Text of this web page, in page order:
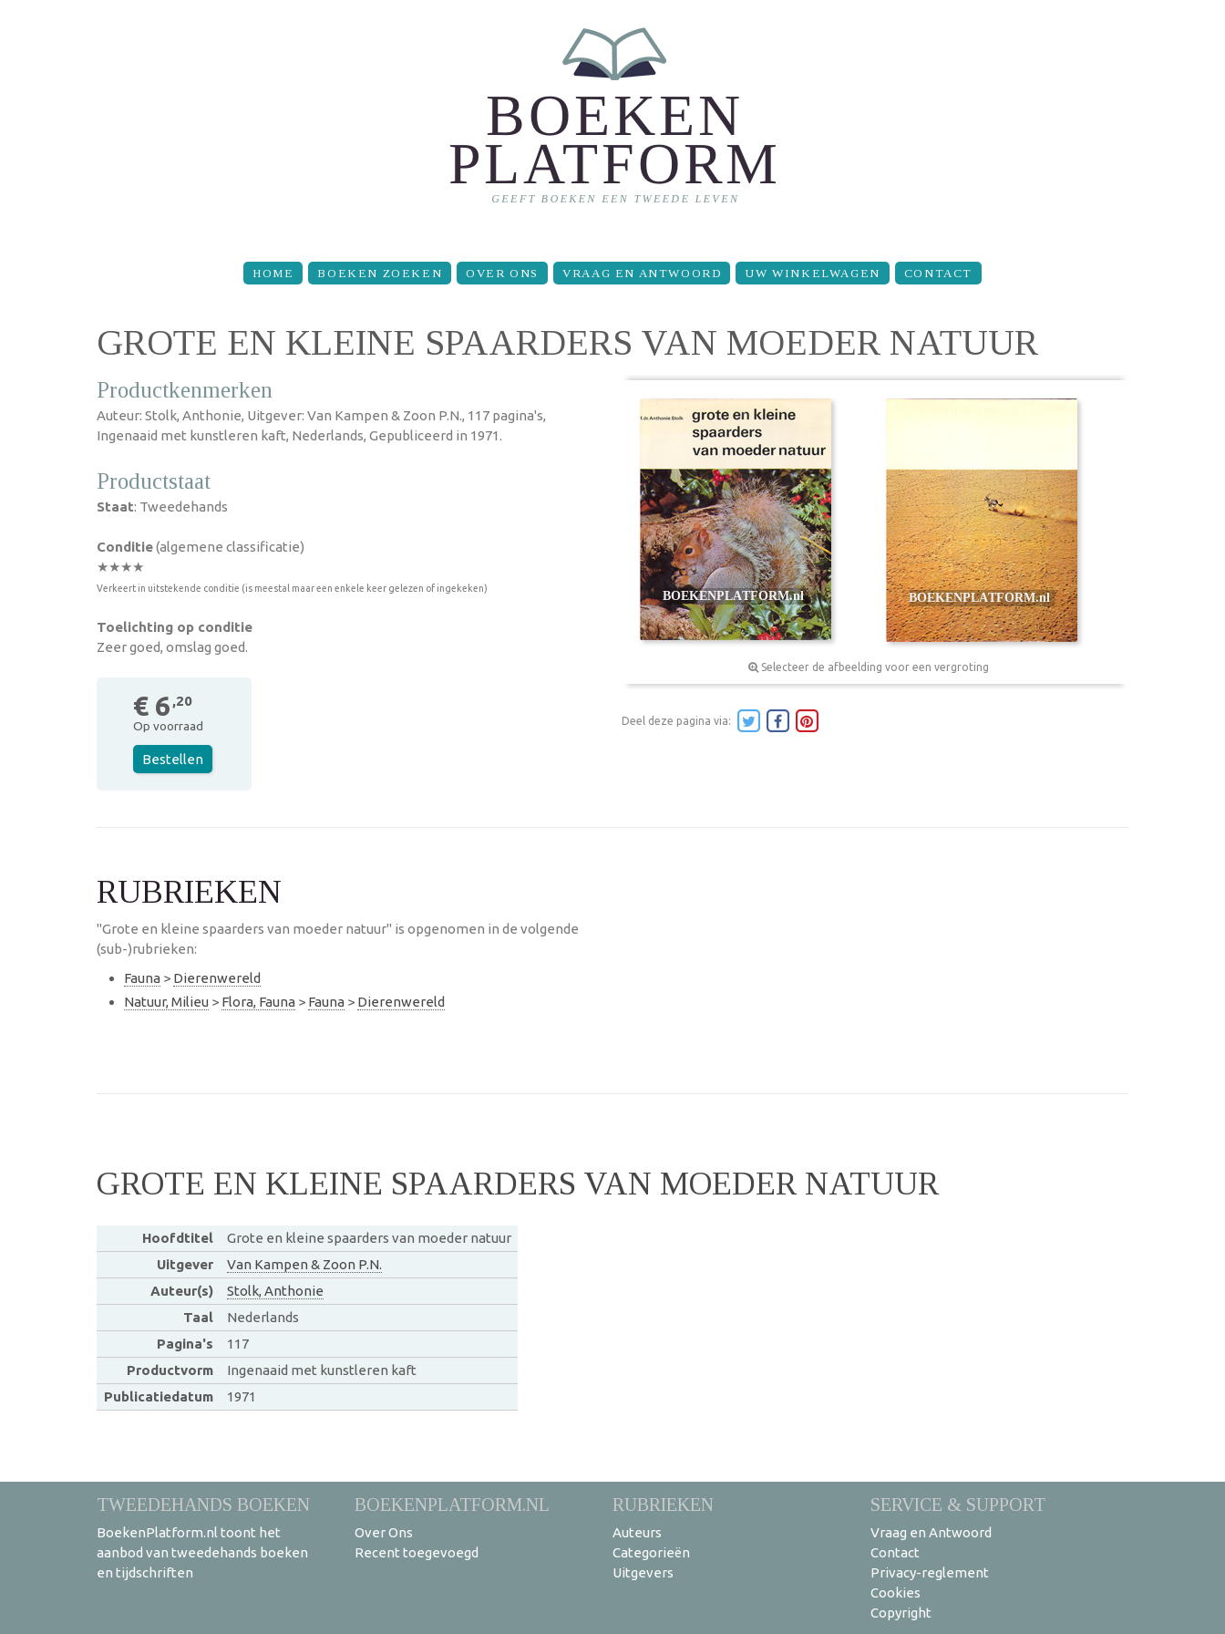
HOME BOEKEN ZOEKEN OVER ONS VRAAG EN ANTWOORD UW WINKELWAGEN CONTACT
GROTE EN KLEINE SPAARDERS VAN MOEDER NATUUR
Productkenmerken
Auteur: Stolk, Anthonie, Uitgever: Van Kampen & Zoon P.N., 117 pagina's,
Ingenaaid met kunstleren kaft, Nederlands, Gepubliceerd in 1971.
Productstaat
Staat: Tweedehands
Conditie(algemene classificatie)
★★★★
Verkeert in uitstekende conditie (is meestal maar een enkele keer gelezen of ingekeken)
Toelichting op conditie
Zeer goed, omslag goed.
€ 6 ,20
Op voorraad
Bestellen
Selecteer de afbeelding voor een vergroting
Deel deze pagina via:
RUBRIEKEN
"Grote en kleine spaarders van moeder natuur" is opgenomen in de volgende
(sub-)rubrieken:
Fauna > Dierenwereld
Natuur, Milieu > Flora, Fauna > Fauna > Dierenwereld
GROTE EN KLEINE SPAARDERS VAN MOEDER NATUUR
Hoofdtitel
Grote en kleine spaarders van moeder natuur
Uitgever
Van Kampen & Zoon P.N.
Auteur(s)
Stolk, Anthonie
Taal
Nederlands
Pagina's
117
Productvorm
Ingenaaid met kunstleren kaft
Publicatiedatum
1971
TWEEDEHANDS BOEKEN
BoekenPlatform.nl toont het
aanbod van tweedehands boeken
en tijdschriften
BOEKENPLATFORM.NL
Over Ons
Recent toegevoegd
RUBRIEKEN
Auteurs
Categorieën
Uitgevers
SERVICE & SUPPORT
Vraag en Antwoord
Contact
Privacy-reglement
Cookies
Copyright